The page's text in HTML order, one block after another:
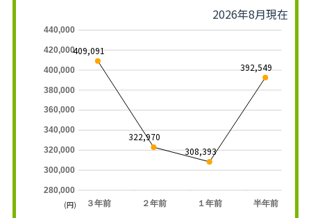
2026年8月現在
３年前 ２年前 １年前 半年前
280,000
300,000
320,000
340,000
360,000
380,000
400,000
420,000
440,000
409,091
322,970
308,393
392,549
(円)